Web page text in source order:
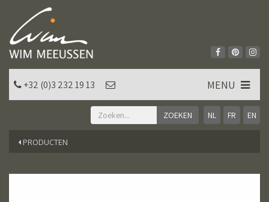
NL FR EN
+32 (0)3 232 19 13 MENU
PRODUCTEN